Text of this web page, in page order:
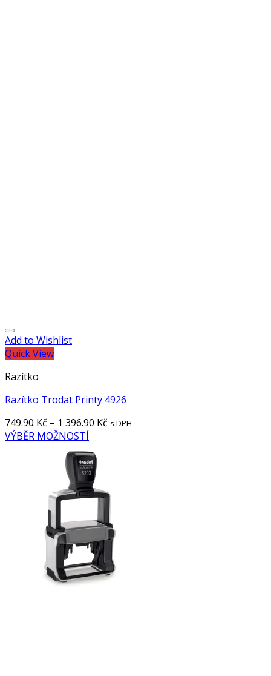
Add to Wishlist
Quick View
Razítko
Razítko Trodat Printy 4926
749.90 Kč – 1 396.90 Kč s DPH
VÝBĚR MOŽNOSTÍ